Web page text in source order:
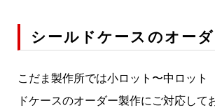
シールドケースのオー
こだま製作所では小ロット〜中ロッ
ドケースのオーダー製作にご対応して